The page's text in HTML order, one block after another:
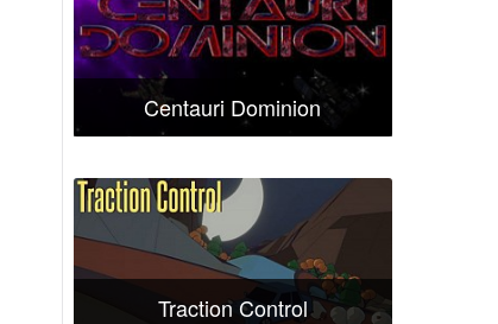
Centauri Dominion
Traction Control